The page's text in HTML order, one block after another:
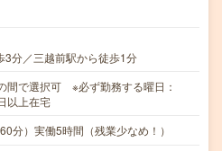
3分／三越前駅から徒歩1分
間で選択可 ※必ず勤務する曜日：
以上在宅
分）実働5時間（残業少なめ！）